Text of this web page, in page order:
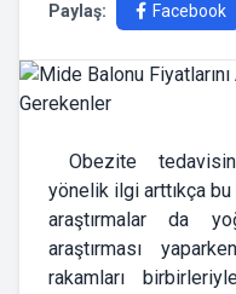
Paylaş: Facebook
Obezite
yönelik ilgi arttıkça
araştırmalar da
araştırması
rakamları